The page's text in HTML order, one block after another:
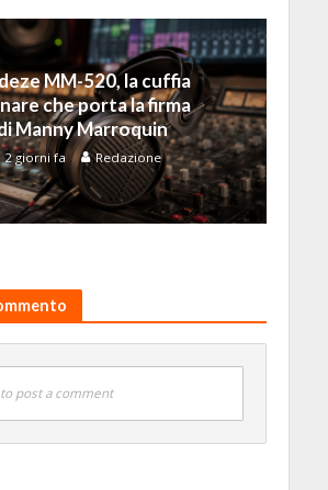
MM-520, la cuffia
che porta la firma
Manny Marroquin
2 giorni fa Redazione
post a comment